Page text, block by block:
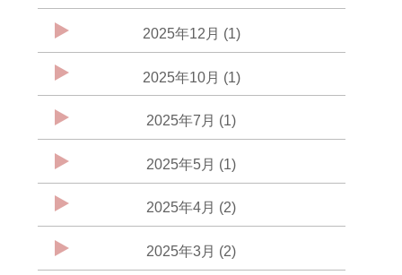
2025年12月 (1)
2025年10月 (1)
2025年7月 (1)
2025年5月 (1)
2025年4月 (2)
2025年3月 (2)